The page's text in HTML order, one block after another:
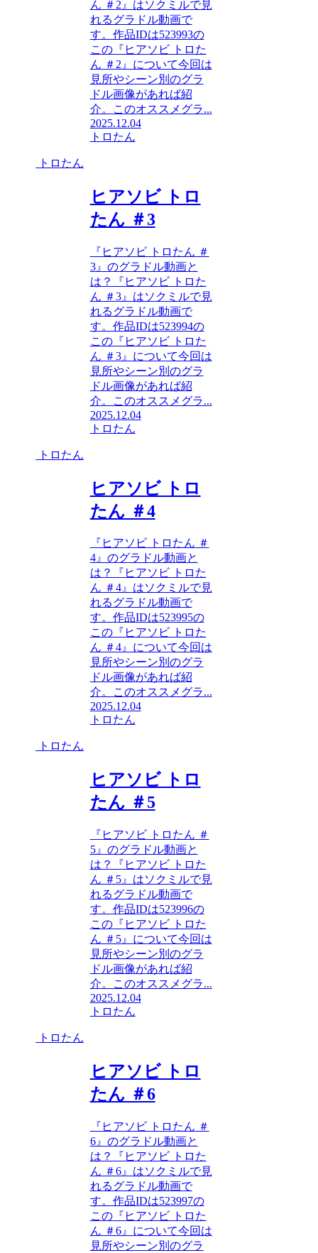
ん ＃2』はソクミルで見
れるグラドル動画で
す。作品IDは523993の
この『ヒアソビ トロた
ん ＃2』について今回は
見所やシーン別のグラ
ドル画像があれば紹
介。このオススメグラ...
2025.12.04
トロたん
トロたん
ヒアソビ トロ
たん ＃3
『ヒアソビ トロたん ＃
3』のグラドル動画と
は？『ヒアソビ トロた
ん ＃3』はソクミルで見
れるグラドル動画で
す。作品IDは523994の
この『ヒアソビ トロた
ん ＃3』について今回は
見所やシーン別のグラ
ドル画像があれば紹
介。このオススメグラ...
2025.12.04
トロたん
トロたん
ヒアソビ トロ
たん ＃4
『ヒアソビ トロたん ＃
4』のグラドル動画と
は？『ヒアソビ トロた
ん ＃4』はソクミルで見
れるグラドル動画で
す。作品IDは523995の
この『ヒアソビ トロた
ん ＃4』について今回は
見所やシーン別のグラ
ドル画像があれば紹
介。このオススメグラ...
2025.12.04
トロたん
トロたん
ヒアソビ トロ
たん ＃5
『ヒアソビ トロたん ＃
5』のグラドル動画と
は？『ヒアソビ トロた
ん ＃5』はソクミルで見
れるグラドル動画で
す。作品IDは523996の
この『ヒアソビ トロた
ん ＃5』について今回は
見所やシーン別のグラ
ドル画像があれば紹
介。このオススメグラ...
2025.12.04
トロたん
トロたん
ヒアソビ トロ
たん ＃6
『ヒアソビ トロたん ＃
6』のグラドル動画と
は？『ヒアソビ トロた
ん ＃6』はソクミルで見
れるグラドル動画で
す。作品IDは523997の
この『ヒアソビ トロた
ん ＃6』について今回は
見所やシーン別のグラ